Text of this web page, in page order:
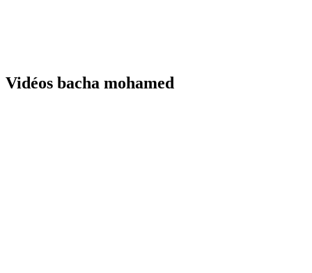
Vidéos bacha mohamed